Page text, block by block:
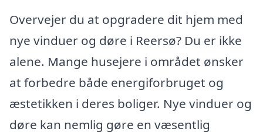
Overvejer du at opgradere dit hjem med
nye vinduer og døre i Reersø? Du er ikke
alene. Mange husejere i området ønsker
at forbedre både energiforbruget og
æstetikken i deres boliger. Nye vinduer og
døre kan nemlig gøre en væsentlig